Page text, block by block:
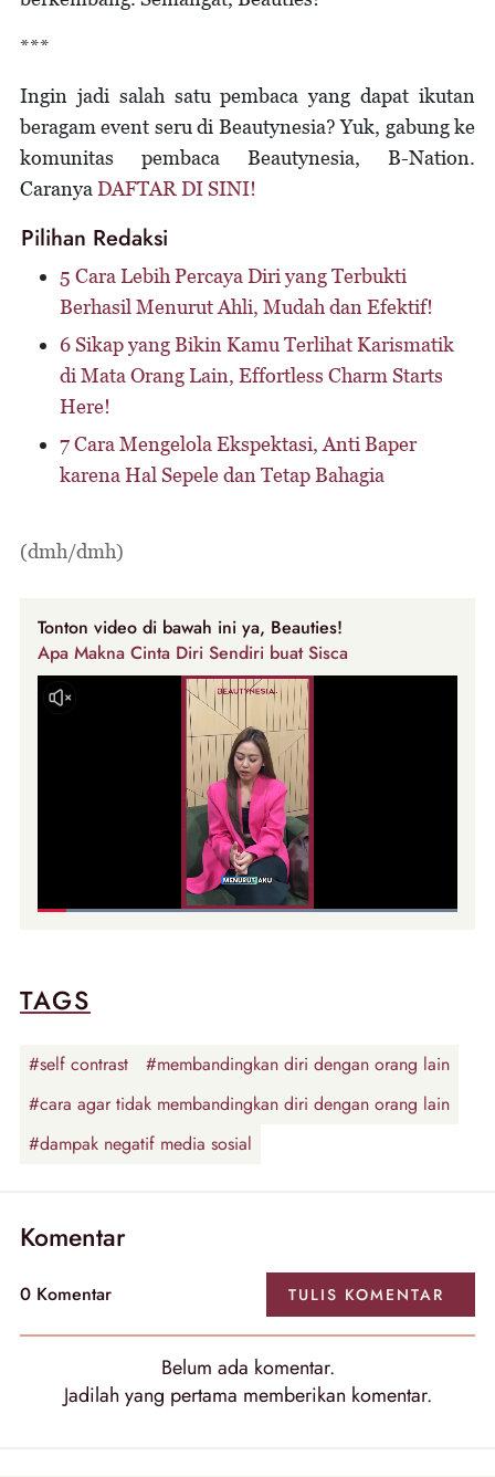
***
Ingin jadi salah satu pembaca yang dapat ikutan
beragam event seru di Beautynesia? Yuk, gabung ke
komunitas pembaca Beautynesia, B-Nation.
CaranyaDAFTAR DI SINI!
Pilihan Redaksi
5 Cara Lebih Percaya Diri yang Terbukti
Berhasil Menurut Ahli, Mudah dan Efektif!
6 Sikap yang Bikin Kamu Terlihat Karismatik
di Mata Orang Lain, Effortless Charm Starts
Here!
7 Cara Mengelola Ekspektasi, Anti Baper
karena Hal Sepele dan Tetap Bahagia
(dmh/dmh)
Tonton video di bawah ini ya, Beauties!
Apa Makna Cinta Diri Sendiri buat Sisca
TAGS
#self contrast
#membandingkan diri dengan orang lain
#cara agar tidak membandingkan diri dengan orang lain
#dampak negatif media sosial
Komentar
0 Komentar TULIS KOMENTAR
Belum ada komentar.
Jadilah yang pertama memberikan komentar.